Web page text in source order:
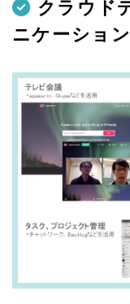
クラウド
ニケーション